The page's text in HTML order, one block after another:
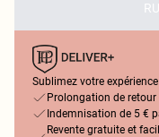
Sublimez votre expérience
Prolongation de
Indemnisation de 5 €
Revente gratuite et